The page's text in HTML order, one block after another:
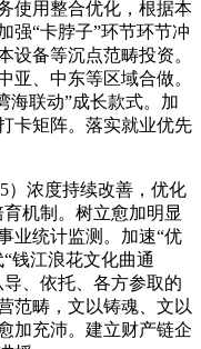
使用整合优化，根据本
强“卡脖子”环节环节冲
设备等沉点范畴投资。
亚、中东等区域合做。
海联动”成长款式。加
卡矩阵。落实就业优先
浓度持续改善，优化
机制。树立愈加明显
业统计监测。加速“优
钱江浪花文化曲通
、依托、各方参取的
范畴，文以铸魂、文以
加充沛。建立财产链企